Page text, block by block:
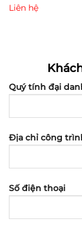
Liên hệ
Quý tính đại
Địa chỉ công
Số điện thoại